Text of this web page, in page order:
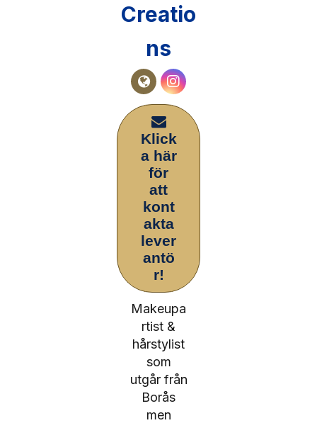
Creatio
ns
Klick
a här
för
att
kont
akta
lever
antö
r!
Makeupa
rtist &
hårstylist
som
utgår från
Borås
men